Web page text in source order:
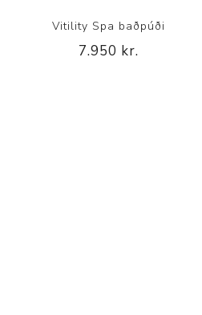
Vitility Spa baðpúði
7.950 kr.